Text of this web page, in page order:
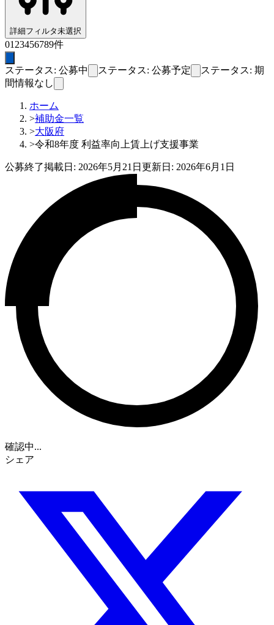
詳細フィルタ未選択
01 23456789件
ステータス: 公募中 ステータス: 公募予定
ステータス: 期
間情報なし
ホーム
>補助金一覧
>大阪府
>令和8年度 利益率向上賃上げ支援事業
公募終了掲載日: 2026年5月21日 更新日: 2026年6月1日
確認中...
シェア